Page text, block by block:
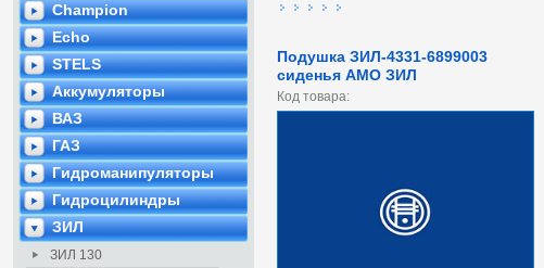
Champion
Echo
STELS
Аккумуляторы
ВАЗ
ГАЗ
Гидроманипуляторы
Гидроцилиндры
ЗИЛ
ЗИЛ 130
Подушка ЗИЛ-4331-6899003
сиденья АМО ЗИЛ
Код товара: